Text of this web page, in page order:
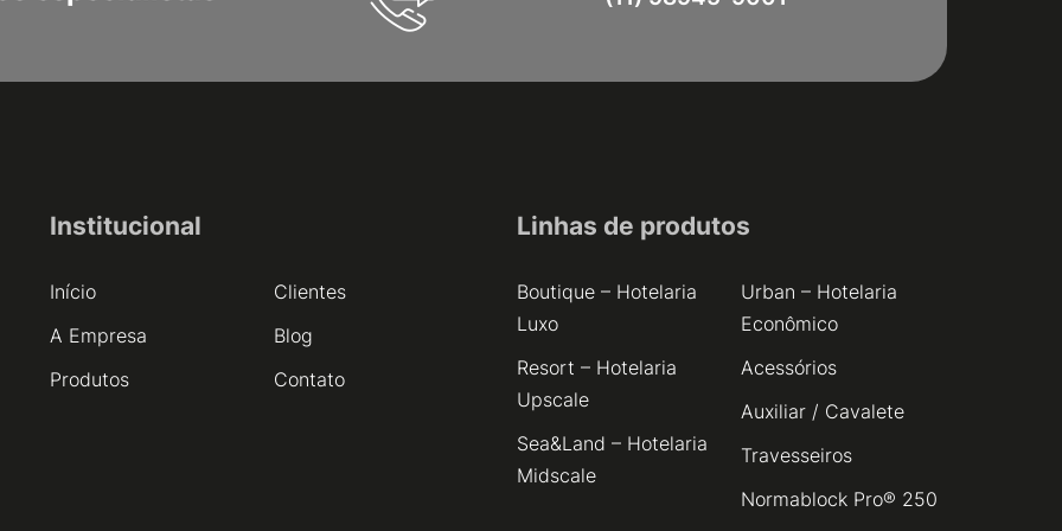
Institucional
Início
A Empresa
Produtos
Clientes
Blog
Contato
Linhas de produtos
Boutique – Hotelaria
Luxo
Resort – Hotelaria
Upscale
Sea&Land – Hotelaria
Midscale
Urban – Hotelaria
Econômico
Acessórios
Auxiliar / Cavalete
Travesseiros
Normablock Pro® 250